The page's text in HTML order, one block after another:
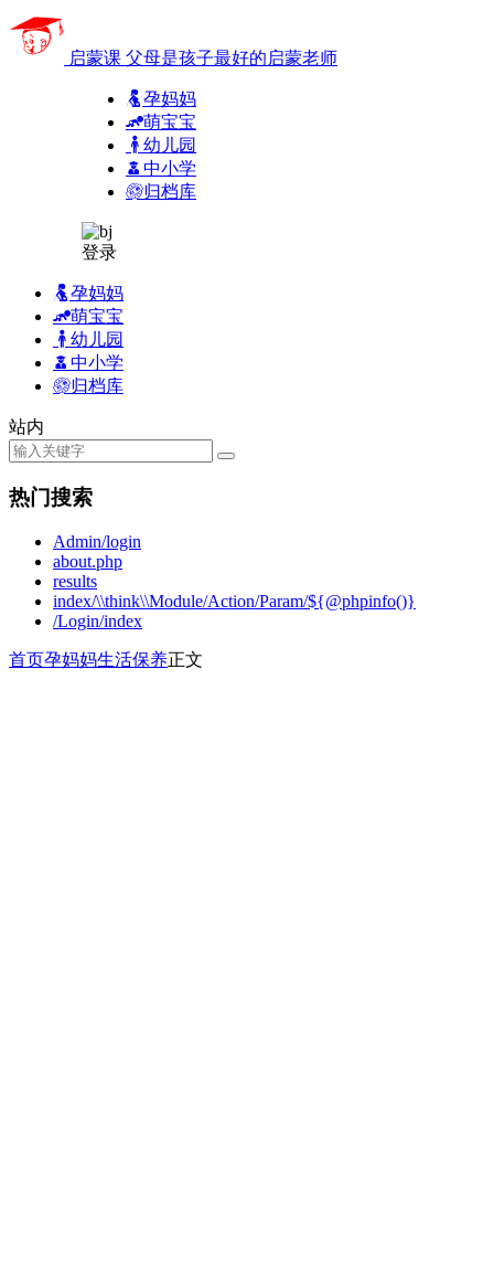
启蒙课 父母是孩子最好的启蒙老师
孕妈妈
萌宝宝
幼儿园
中小学
归档库
登录
孕妈妈
萌宝宝
幼儿园
中小学
归档库
站内
热门搜索
Admin/login
about.php
results
index/\\think\\Module/Action/Param/${@phpinfo()}
/Login/index
首页孕妈妈生活保养正文